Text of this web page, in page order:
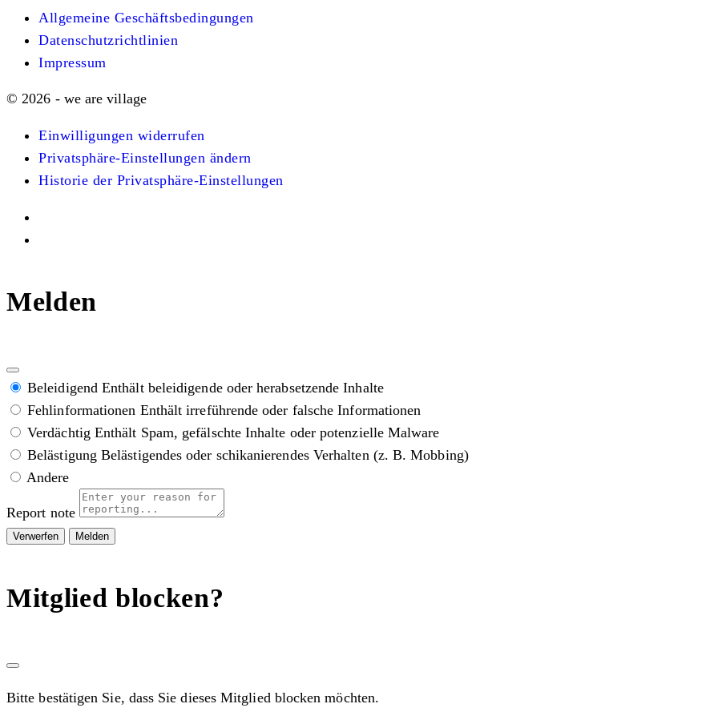
Allgemeine Geschäftsbedingungen
Datenschutzrichtlinien
Impressum
© 2026 - we are village
Einwilligungen widerrufen
Privatsphäre-Einstellungen ändern
Historie der Privatsphäre-Einstellungen
Melden
Beleidigend Enthält beleidigende oder herabsetzende Inhalte
Fehlinformationen Enthält irreführende oder falsche Informationen
Verdächtig Enthält Spam, gefälschte Inhalte oder potenzielle Malware
Belästigung Belästigendes oder schikanierendes Verhalten (z. B. Mobbing)
Andere
Report note
Melden
Mitglied blocken?
Bitte bestätigen Sie, dass Sie dieses Mitglied blocken möchten.